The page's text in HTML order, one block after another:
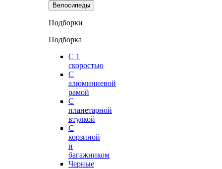
Велосипеды
Подборки
Подборка
С 1
скоростью
С
алюминиевой
рамой
С
планетарной
втулкой
С
корзиной
и
багажником
Черные